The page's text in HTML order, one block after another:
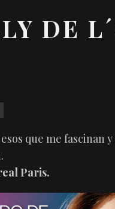
DE
que me fascinan
Paris.